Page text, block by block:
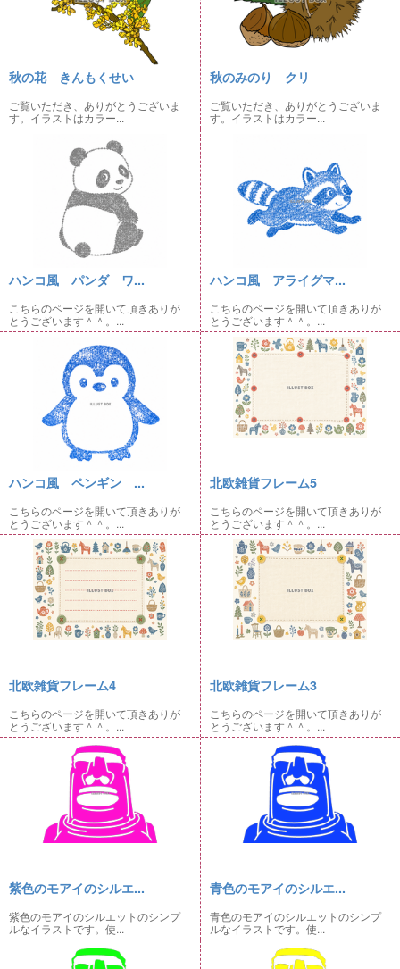
秋の花 きんもくせい
ご覧いただき、ありがとうございま
す。イラストはカラー...
秋のみのり クリ
ご覧いただき、ありがとうございま
す。イラストはカラー...
ハンコ風 パンダ ワ...
こちらのページを開いて頂きありが
とうございます＾＾。...
ハンコ風 アライグマ...
こちらのページを開いて頂きありが
とうございます＾＾。...
ハンコ風 ペンギン ...
こちらのページを開いて頂きありが
とうございます＾＾。...
北欧雑貨フレーム5
こちらのページを開いて頂きありが
とうございます＾＾。...
北欧雑貨フレーム4
こちらのページを開いて頂きありが
とうございます＾＾。...
北欧雑貨フレーム3
こちらのページを開いて頂きありが
とうございます＾＾。...
紫色のモアイのシルエ...
紫色のモアイのシルエットのシンプ
ルなイラストです。使...
青色のモアイのシルエ...
青色のモアイのシルエットのシンプ
ルなイラストです。使...